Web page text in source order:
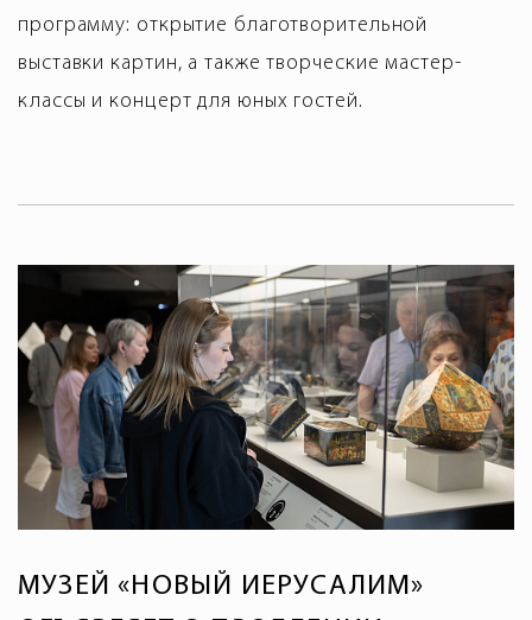
программу: открытие благотворительной
выставки картин, а также творческие мастер-
классы и концерт для юных гостей.
МУЗЕЙ «НОВЫЙ ИЕРУСАЛИМ»